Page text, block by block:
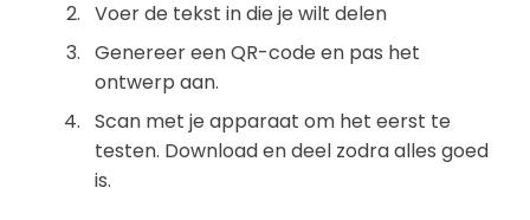
Voer de tekst in die je wilt delen
Genereer een QR-code en pas het
ontwerp aan.
Scan met je apparaat om het eerst te
testen. Download en deel zodra alles goed
is.